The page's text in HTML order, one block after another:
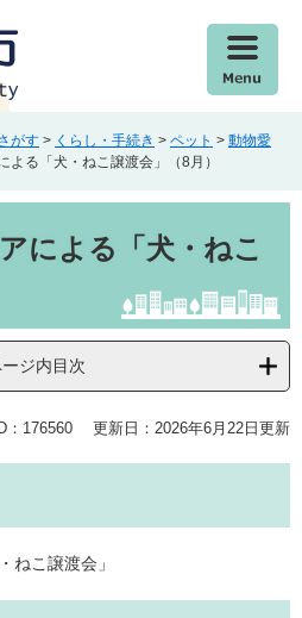
がす > くらし・手続き > ペット > 動物愛
よる「犬・ねこ譲渡会」（8月）
による「犬・ねこ
ジ内目次
：176560 更新日：2026年6月22日更新
ねこ譲渡会」